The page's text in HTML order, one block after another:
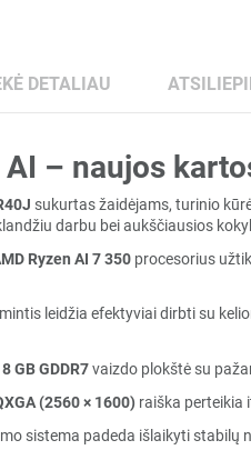
DETALIAU
– naujos
sukurtas žaidėjams, turinio
darbu bei aukščiausios
Ryzen AI 7 350procesorius
leidžia efektyviai dirbti su
GB GDDR7vaizdo plokštė su
(2560 × 1600) raiška perteikia
sistema padeda išlaikyti